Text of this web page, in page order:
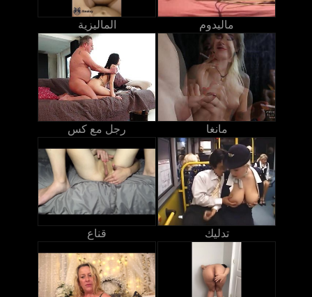
الماليزية ماليدوم
رجل مع كس مانغا
قناع تدليك